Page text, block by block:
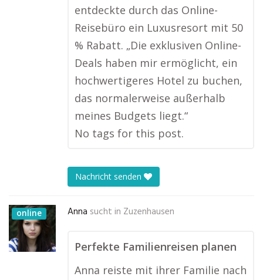
entdeckte durch das Online-
Reisebüro ein Luxusresort mit 50
% Rabatt. „Die exklusiven Online-
Deals haben mir ermöglicht, ein
hochwertigeres Hotel zu buchen,
das normalerweise außerhalb
meines Budgets liegt.“
No tags for this post.
Nachricht senden
online Anna sucht in Zuzenhausen
Perfekte Familienreisen planen
Anna reiste mit ihrer Familie nach